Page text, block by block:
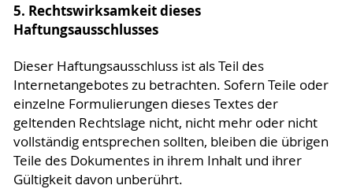
5. Rechtswirksamkeit dieses
Haftungsausschlusses
Dieser Haftungsausschluss ist als Teil des
Internetangebotes zu betrachten. Sofern Teile oder
einzelne Formulierungen dieses Textes der
geltenden Rechtslage nicht, nicht mehr oder nicht
vollständig entsprechen sollten, bleiben die übrigen
Teile des Dokumentes in ihrem Inhalt und ihrer
Gültigkeit davon unberührt.